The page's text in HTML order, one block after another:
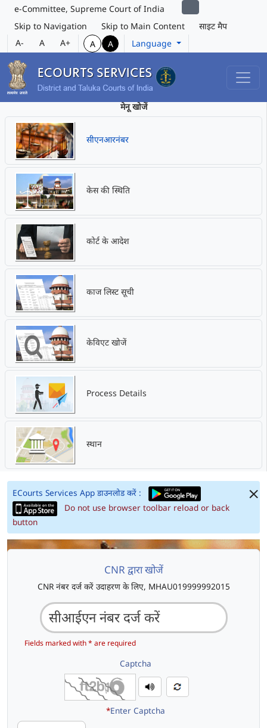
e-Committee, Supreme Court of India
Skip to Navigation
Skip to Main Content
साइट मैप
A-
A A+ A A Language
मेनू खोजें
सीएनआरनंबर
केस की स्थिति
कोर्ट के आदेश
काज लिस्ट सूची
केविएट खोजें
Process Details
स्थान
ECourts Services App डाउनलोड करें :
Do not use browser toolbar reload or back
button
CNR द्वारा खोजें
CNR नंबर दर्ज करें उदाहरण के लिए, MHAU019999992015
Fields marked with * are required
Captcha
*Enter Captcha